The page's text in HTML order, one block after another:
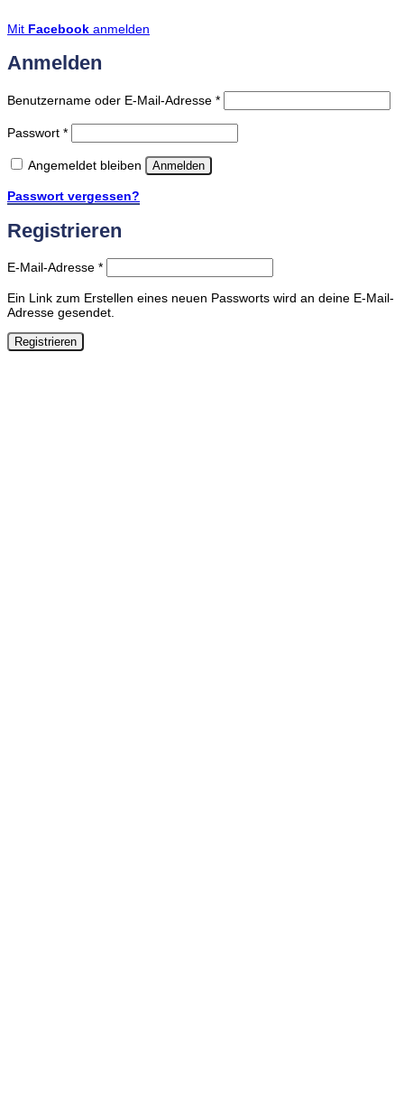
Mit Facebook anmelden
Anmelden
Benutzername oder E-Mail-Adresse *Erforderlich
Passwort *Erforderlich
Angemeldet bleiben Anmelden
Passwort vergessen?
Registrieren
E-Mail-Adresse *Erforderlich
Ein Link zum Erstellen eines neuen Passworts wird an deine E-Mail-
Adresse gesendet.
Registrieren